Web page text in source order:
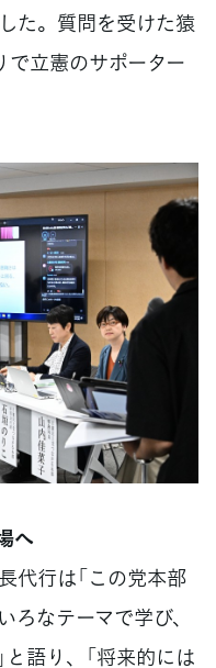
た。質問を受けた猿
で立憲のサポーター
へ
代行は「この党本部
なテーマで学び、
語り、「将来的には